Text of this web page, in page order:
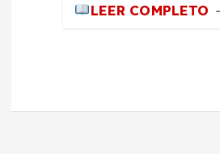
LEER COMPLETO